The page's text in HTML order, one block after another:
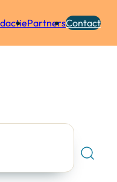
PartnersContact